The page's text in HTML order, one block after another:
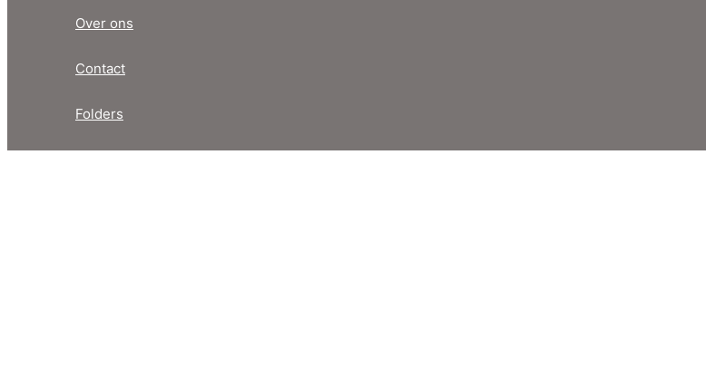
Over ons
Contact
Folders